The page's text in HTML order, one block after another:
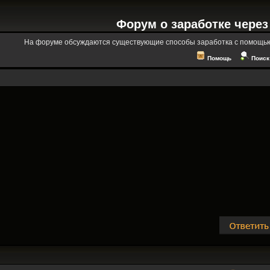
Форум о заработке
На форуме обсуждаются существующие способы заработка с
Помощь Поиск